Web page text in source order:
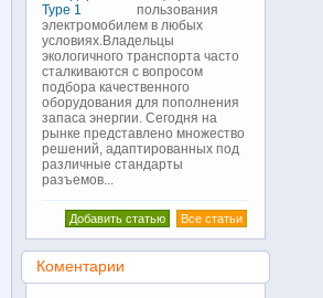
пользования
электромобилем в любых
условиях.Владельцы
экологичного транспорта часто
сталкиваются с вопросом
подбора качественного
оборудования для пополнения
запаса энергии. Сегодня на
рынке представлено множество
решений, адаптированных под
различные стандарты
разъемов...
Все статьи
Добавить статью
Коментарии